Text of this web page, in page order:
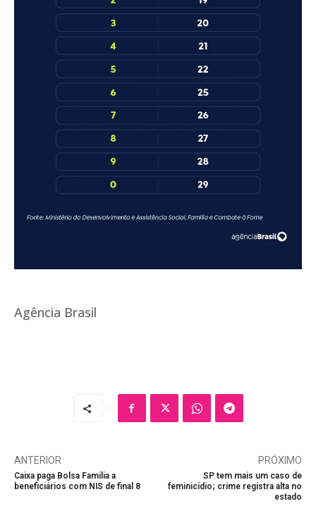
Agência Brasil
ANTERIOR
Caixa paga Bolsa Família a
beneficiários com NIS de final 8
PRÓXIMO
SP tem mais um caso de
feminicídio; crime registra alta no
estado